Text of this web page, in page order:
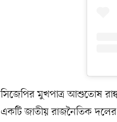
সিজেপির মুখপাত্র আশুতোষ
একটি জাতীয় রাজনৈতিক দলের